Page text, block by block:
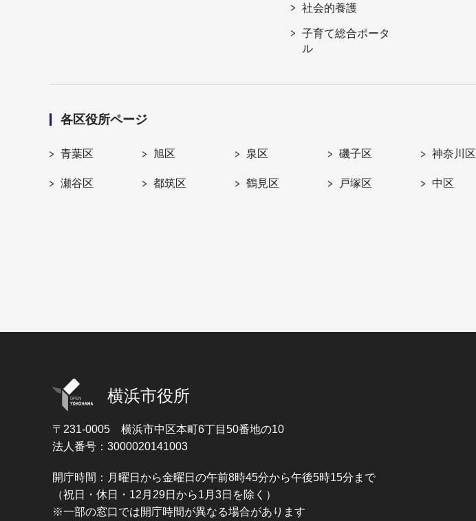
社会的養護
子育て総合ポータ
ル
各区役所ページ
青葉区 旭区 泉区 磯子区 神奈川区
瀬谷区 都筑区 鶴見区 戸塚区 中区
横浜市役所
〒231-0005 横浜市中区本町6丁目50番地の10
法人番号：3000020141003
開庁時間：月曜日から金曜日の午前8時45分から午後5時15分まで
（祝日・休日・12月29日から1月3日を除く）
※一部の窓口では開庁時間が異なる場合があります